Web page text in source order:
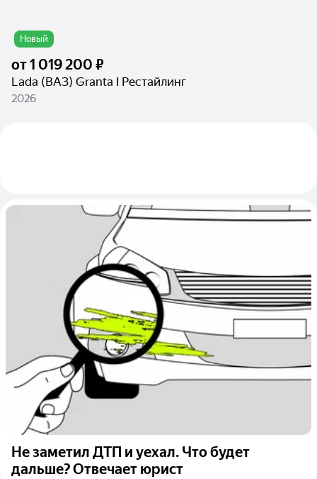
Новый
от1 019 200 ₽
Lada (ВАЗ) Granta I Рестайлинг
2026
Не заметил ДТП и уехал. Что будет
дальше? Отвечает юрист